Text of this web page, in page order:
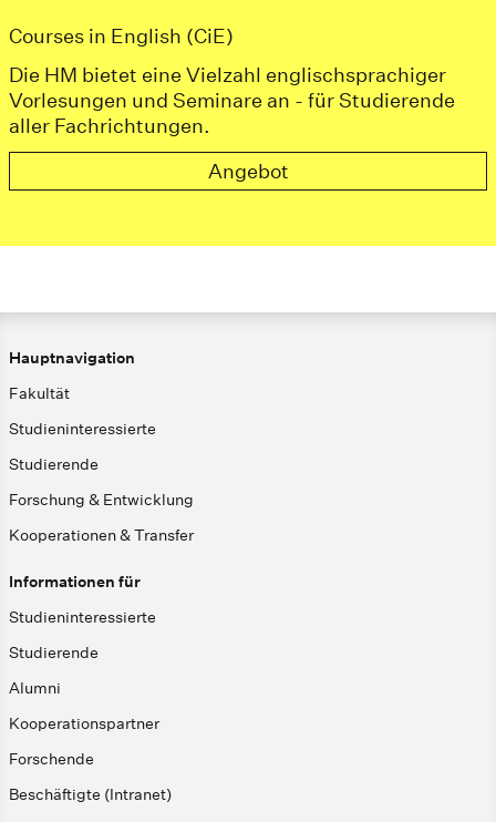
Courses in English (CiE)
Die HM bietet eine Vielzahl englischsprachiger
Vorlesungen und Seminare an - für Studierende
aller Fachrichtungen.
Angebot
Hauptnavigation
Fakultät
Studieninteressierte
Studierende
Forschung & Entwicklung
Kooperationen & Transfer
Informationen für
Studieninteressierte
Studierende
Alumni
Kooperationspartner
Forschende
Beschäftigte (Intranet)